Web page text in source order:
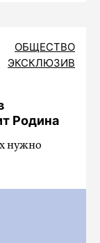
ОБЩЕСТВО
ЭКСКЛЮЗИВ
Родина
нужно